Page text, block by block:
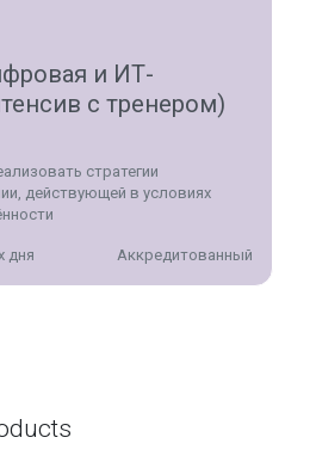
и ИТ-
с тренером)
стратегии
действующей в условиях
дня Аккредитованный